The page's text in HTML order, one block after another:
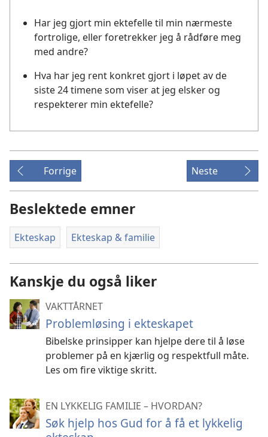
Har jeg gjort min ektefelle til min nærmeste
fortrolige, eller foretrekker jeg å rådføre meg
med andre?
Hva har jeg rent konkret gjort i løpet av de
siste 24 timene som viser at jeg elsker og
respekterer min ektefelle?
Forrige Neste
Beslektede emner
Ekteskap Ekteskap & familie
Kanskje du også liker
VAKTTÅRNET
Problemløsing i ekteskapet
Bibelske prinsipper kan hjelpe dere til å løse
problemer på en kjærlig og respektfull måte.
Les om fire viktige skritt.
EN LYKKELIG FAMILIE – HVORDAN?
Søk hjelp hos Gud for å få et lykkelig